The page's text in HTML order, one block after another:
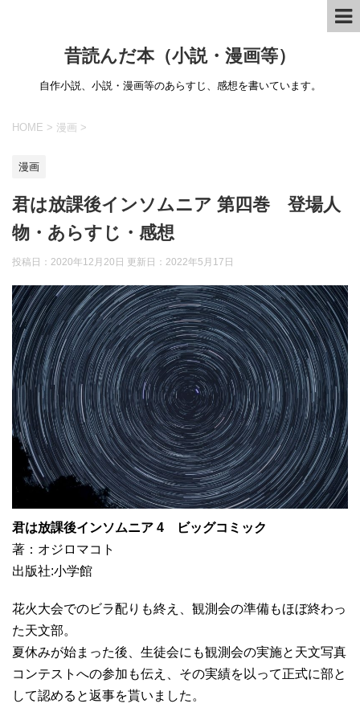
昔読んだ本（小説・漫画等）
自作小説、小説・漫画等のあらすじ、感想を書いています。
HOME > 漫画 >
漫画
君は放課後インソムニア 第四巻 登場人
物・あらすじ・感想
投稿日：2020年12月20日 更新日： 2022年5月17日
君は放課後インソムニア 4 ビッグコミック
著：オジロマコト
出版社:小学館
花火大会でのビラ配りも終え、観測会の準備もほぼ終わっ
た天文部。
夏休みが始まった後、生徒会にも観測会の実施と天文写真
コンテストへの参加も伝え、その実績を以って正式に部と
して認めると返事を貰いました。